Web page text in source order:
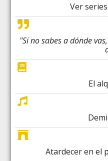
Ver
"Si no sabes a dónde
El
Atardecer en el